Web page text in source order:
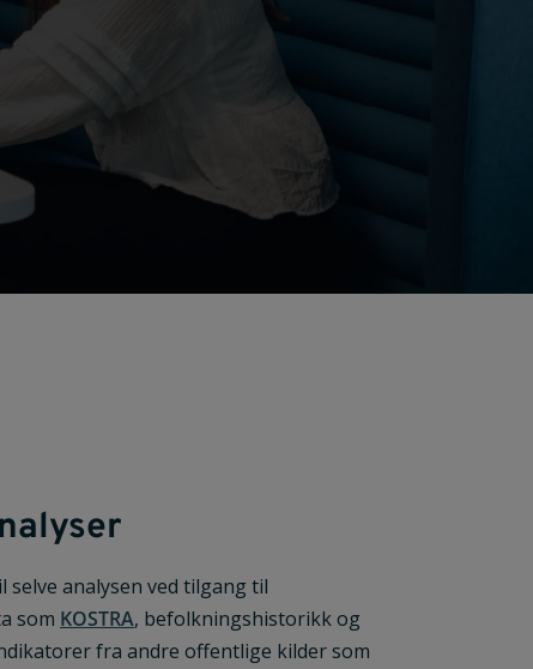
analysen ved tilgang til
som KOSTRA, befolkningshistorikk og
fra andre offentlige kilder som